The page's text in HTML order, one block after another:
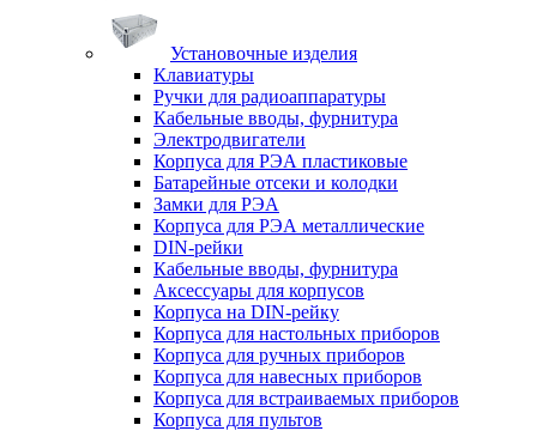
Установочные изделия
Клавиатуры
Ручки для радиоаппаратуры
Кабельные вводы, фурнитура
Электродвигатели
Корпуса для РЭА пластиковые
Батарейные отсеки и колодки
Замки для РЭА
Корпуса для РЭА металлические
DIN-рейки
Кабельные вводы, фурнитура
Аксессуары для корпусов
Корпуса на DIN-рейку
Корпуса для настольных приборов
Корпуса для ручных приборов
Корпуса для навесных приборов
Корпуса для встраиваемых приборов
Корпуса для пультов